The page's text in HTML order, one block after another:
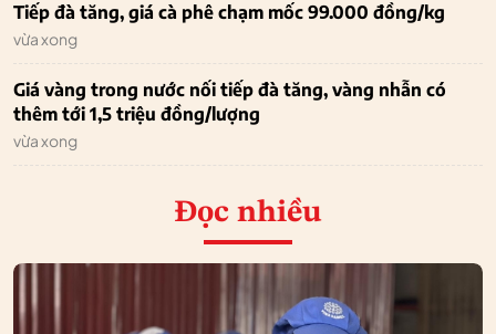
Tiếp đà tăng, giá cà phê chạm mốc 99.000 đồng/kg
vừa xong
Giá vàng trong nước nối tiếp đà tăng, vàng nhẫn có
thêm tới 1,5 triệu đồng/lượng
vừa xong
Đọc nhiều